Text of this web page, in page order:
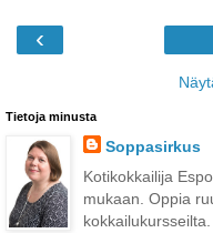
‹
Tietoja minusta
Soppasirkus
Kotikokkailija
mukaan. Oppia